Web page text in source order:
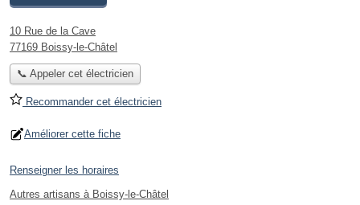
10 Rue de la Cave
77169 Boissy-le-Châtel
📞 Appeler cet électricien
Recommander cet électricien
Améliorer cette fiche
Renseigner les horaires
Autres artisans à Boissy-le-Châtel